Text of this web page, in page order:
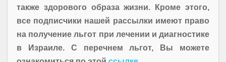
также здорового образа жизни. Кроме этого,
все подписчики нашей рассылки имеют право
на получение льгот при лечении и диагностике
в Израиле. С перечнем льгот, Вы можете